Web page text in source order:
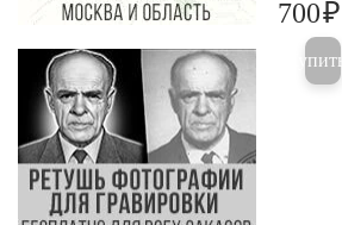
700₽
Купить